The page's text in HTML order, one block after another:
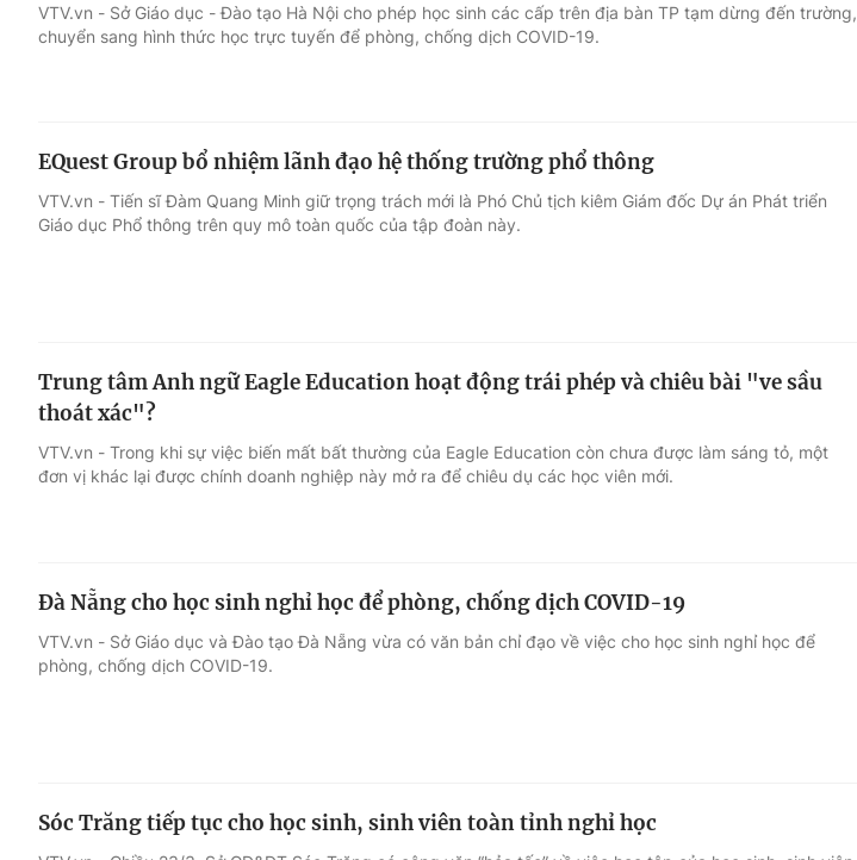
VTV.vn - Sở Giáo dục - Đào tạo Hà Nội cho phép học sinh các cấp trên địa bàn TP tạm dừng đến trường,
chuyển sang hình thức học trực tuyến để phòng, chống dịch COVID-19.
EQuest Group bổ nhiệm lãnh đạo hệ thống trường phổ thông
VTV.vn - Tiến sĩ Đàm Quang Minh giữ trọng trách mới là Phó Chủ tịch kiêm Giám đốc Dự án Phát triển
Giáo dục Phổ thông trên quy mô toàn quốc của tập đoàn này.
Trung tâm Anh ngữ Eagle Education hoạt động trái phép và chiêu bài "ve sầu
thoát xác"?
VTV.vn - Trong khi sự việc biến mất bất thường của Eagle Education còn chưa được làm sáng tỏ, một
đơn vị khác lại được chính doanh nghiệp này mở ra để chiêu dụ các học viên mới.
Đà Nẵng cho học sinh nghỉ học để phòng, chống dịch COVID-19
VTV.vn - Sở Giáo dục và Đào tạo Đà Nẵng vừa có văn bản chỉ đạo về việc cho học sinh nghỉ học để
phòng, chống dịch COVID-19.
Sóc Trăng tiếp tục cho học sinh, sinh viên toàn tỉnh nghỉ học